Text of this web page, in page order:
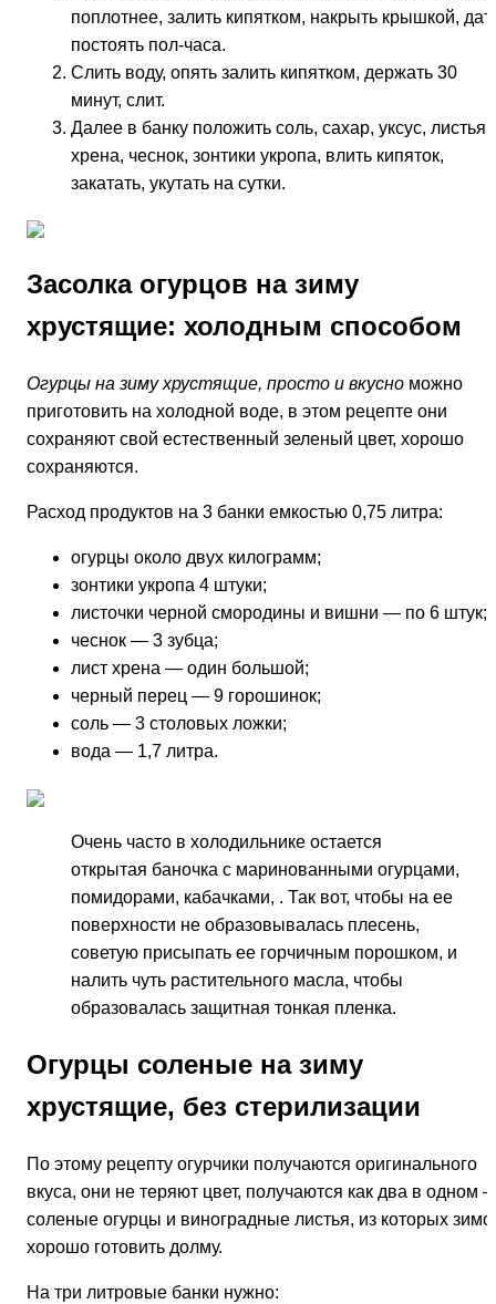
поплотнее, залить кипятком, накрыть крышкой,
постоять пол-часа.
Слить воду, опять залить кипятком, держать 30
минут, слит.
Далее в банку положить соль, сахар, уксус, листья
хрена, чеснок, зонтики укропа, влить кипяток,
закатать, укутать на сутки.
Засолка огурцов на зиму
хрустящие: холодным способом
Огурцы на зиму хрустящие, просто и вкусно можно
приготовить на холодной воде, в этом рецепте они
сохраняют свой естественный зеленый цвет, хорошо
сохраняются.
Расход продуктов на 3 банки емкостью 0,75 литра:
огурцы около двух килограмм;
зонтики укропа 4 штуки;
листочки черной смородины и вишни — по 6 штук;
чеснок — 3 зубца;
лист хрена — один большой;
черный перец — 9 горошинок;
соль — 3 столовых ложки;
вода — 1,7 литра.
Очень часто в холодильнике остается
открытая баночка с маринованными огурцами,
помидорами, кабачками, . Так вот, чтобы на ее
поверхности не образовывалась плесень,
советую присыпать ее горчичным порошком, и
налить чуть растительного масла, чтобы
образовалась защитная тонкая пленка.
Огурцы соленые на зиму
хрустящие, без стерилизации
По этому рецепту огурчики получаются оригинального
вкуса, они не теряют цвет, получаются как два в одном
соленые огурцы и виноградные листья, из которых
хорошо готовить долму.
На три литровые банки нужно: